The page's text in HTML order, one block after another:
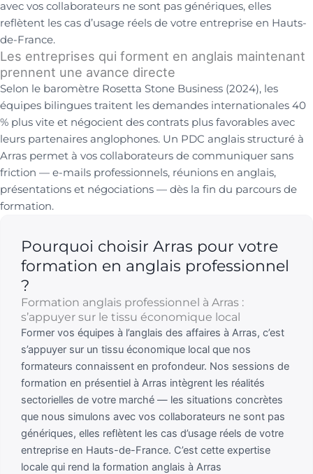
avec vos collaborateurs ne sont pas génériques, elles
reflètent les cas d’usage réels de votre entreprise en Hauts-
de-France.
Les entreprises qui forment en anglais maintenant
prennent une avance directe
Selon le baromètre Rosetta Stone Business (2024), les
équipes bilingues traitent les demandes internationales 40
% plus vite et négocient des contrats plus favorables avec
leurs partenaires anglophones. Un PDC anglais structuré à
Arras permet à vos collaborateurs de communiquer sans
friction — e-mails professionnels, réunions en anglais,
présentations et négociations — dès la fin du parcours de
formation.
Pourquoi choisir Arras pour votre
formation en anglais professionnel
?
Formation anglais professionnel à Arras :
s’appuyer sur le tissu économique local
Former vos équipes à l’anglais des affaires à Arras, c’est
s’appuyer sur un tissu économique local que nos
formateurs connaissent en profondeur. Nos sessions de
formation en présentiel à Arras intègrent les réalités
sectorielles de votre marché — les situations concrètes
que nous simulons avec vos collaborateurs ne sont pas
génériques, elles reflètent les cas d’usage réels de votre
entreprise en Hauts-de-France. C’est cette expertise
locale qui rend la formation anglais à Arras